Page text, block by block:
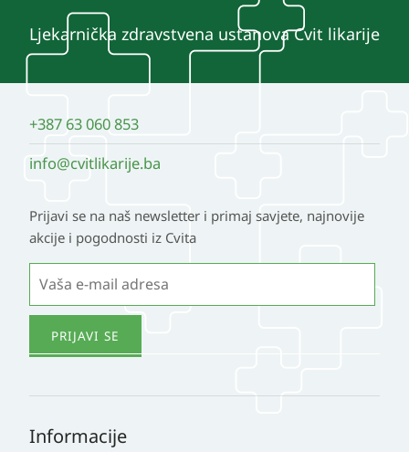
Ljekarnička zdravstvena ustanova Cvit likarije
+387 63 060 853
info@cvitlikarije.ba
Prijavi se na naš newsletter i primaj savjete, najnovije
akcije i pogodnosti iz Cvita
Informacije